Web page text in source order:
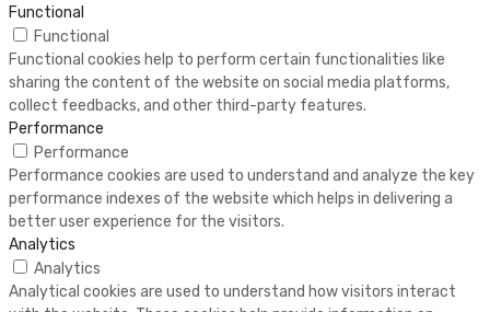
Functional
Functional
Functional cookies help to perform certain functionalities like
sharing the content of the website on social media platforms,
collect feedbacks, and other third-party features.
Performance
Performance
Performance cookies are used to understand and analyze the key
performance indexes of the website which helps in delivering a
better user experience for the visitors.
Analytics
Analytics
Analytical cookies are used to understand how visitors interact